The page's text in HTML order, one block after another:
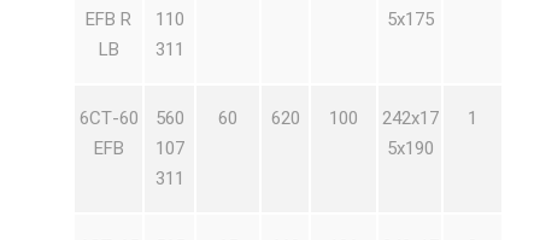
EFB R
LB
110
311
5х175
6СТ-60
EFB
560
107
311
60 620 100
242х17
5х190
1